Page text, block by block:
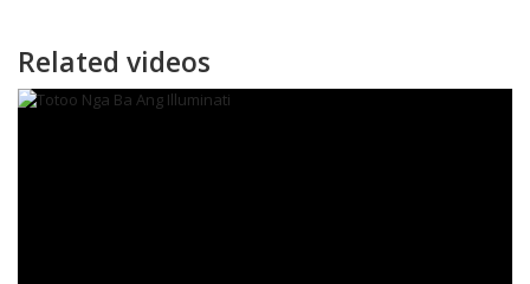
Related videos